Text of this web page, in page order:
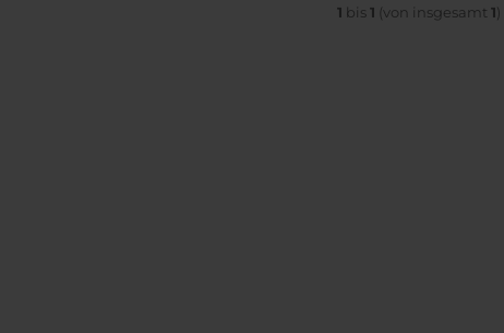
1 bis1 (von insgesamt1)